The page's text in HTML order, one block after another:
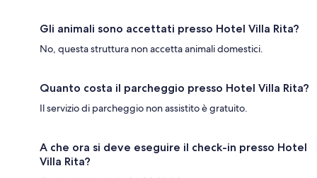
Gli animali sono accettati presso Hotel Villa Rita?
No, questa struttura non accetta animali domestici.
Quanto costa il parcheggio presso Hotel Villa Rita?
Il servizio di parcheggio non assistito è gratuito.
A che ora si deve eseguire il check-in presso Hotel
Villa Rita?